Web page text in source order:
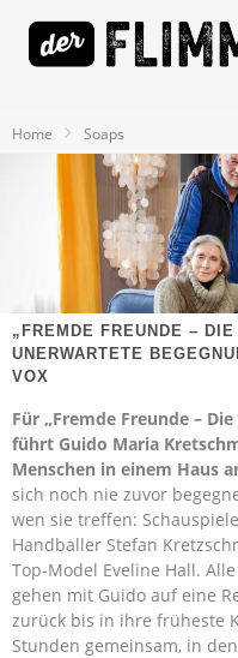
Home Soaps
„FREMDE FREUNDE – DIE
UNERWARTETE
VOX
Für „Fremde Freunde –
führt Guido Maria
Menschen in einem Haus
sich noch nie zuvor
wen sie treffen:
Handballer Stefan
Top-Model Eveline Hall.
gehen mit Guido auf eine
zurück bis in ihre früheste
Stunden gemeinsam, in